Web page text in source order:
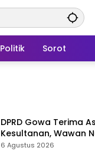
Politik Sorot
DPRD Gowa Terima
Kesultanan, Wawan
Apresiasi Polresta
6 Agustus 2026